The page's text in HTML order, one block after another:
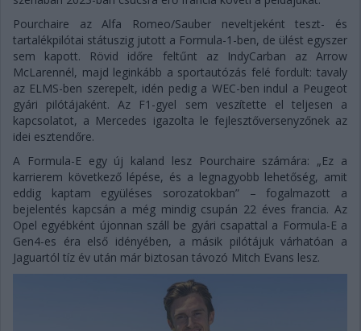
Pourchaire az Alfa Romeo/Sauber neveltjeként teszt- és
tartalékpilótai státuszig jutott a Formula-1-ben, de ülést egyszer
sem kapott. Rövid időre feltűnt az IndyCarban az Arrow
McLarennél, majd leginkább a sportautózás felé fordult: tavaly
az ELMS-ben szerepelt, idén pedig a WEC-ben indul a Peugeot
gyári pilótájaként. Az F1-gyel sem veszítette el teljesen a
kapcsolatot, a Mercedes igazolta le fejlesztőversenyzőnek az
idei esztendőre.
A Formula-E egy új kaland lesz Pourchaire számára: „Ez a
karrierem következő lépése, és a legnagyobb lehetőség, amit
eddig kaptam együléses sorozatokban” – fogalmazott a
bejelentés kapcsán a még mindig csupán 22 éves francia. Az
Opel egyébként újonnan száll be gyári csapattal a Formula-E a
Gen4-es éra első idényében, a másik pilótájuk várhatóan a
Jaguartól tíz év után már biztosan távozó Mitch Evans lesz.